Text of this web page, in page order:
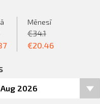
Mēnesī
€34.1
€20.46